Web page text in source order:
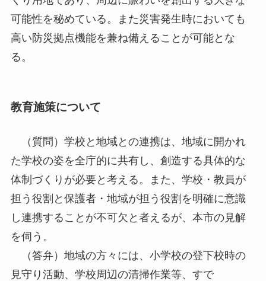
可能性を秘めている。また災害発生時においても
高い防災拠点機能を兼ね備えることが可能とな
る。
教育施策について
（質問）学校と地域との連携は、地域に開かれ
た学校の姿を全庁的に共有し、創造する具体的な
体制づくりが必要と考える。また、学校・教員が
担う役割と保護者・地域が担う役割を明確に意識
し連携することが不可欠と者えるが、本市の見解
を伺う。
（答弁）地域の方々には、小学校の登下校時の
見守り活動、学校周辺の清掃作業等、すで